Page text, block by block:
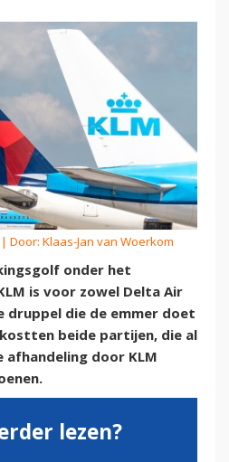
Door: Klaas-Jan van Woerkom
onder het
is voor zowel Delta Air
druppel die de emmer doet
beide partijen, die al
afhandeling door KLM
lezen?